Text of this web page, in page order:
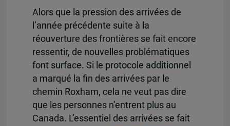
Alors que la pression des arrivées de
l’année précédente suite à la
réouverture des frontières se fait encore
ressentir, de nouvelles problématiques
font surface. Si le protocole additionnel
a marqué la fin des arrivées par le
chemin Roxham, cela ne veut pas dire
que les personnes n’entrent plus au
Canada. L’essentiel des arrivées se fait